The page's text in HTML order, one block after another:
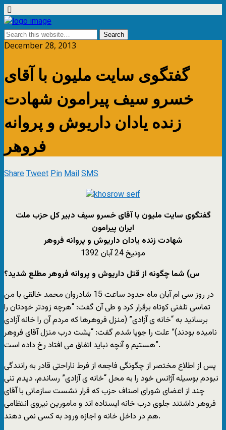
December 28, 2013
گفتگوی سایت ملیون با آقای
خسرو سیف پیرامون شهادت
زنده یادان داریوش و پروانه
فروهر
ShareTweetPinMailSMS
گفتگوی سایت ملیون با آقای خسرو سیف دبیر کل حزب ملت
ایران پیرامون
شهادت زنده یادان داریوش و پروانه فروهر
مونیخ 24 آبان 1392
س) شما چگونه از قتل داریوش و پروانه فروهر مطلع شدید؟
در روز سی ام آبان ماه حدود ساعت 15 شادروان محمد خالقی با من
تماسی تلفنی کوتاه برقرار کرد و طی آن گفت: “هرچه زودتر خودتان را
برسانید به “خانه ی آزادی” (منزل فروهرها که مردم آن را خانه آزادی
نامیده بودند)” علت را جویا شدم گفت: “پشت درب منزل آقای فروهر
هستیم و آنچه نباید اتفاق می افتاد رخ داده است”.
پس از اطلاع مختصر از چگونگی فاجعه از فرط ناراحتی قادر به رانندگی
نبودم بوسیله آژانس خود را به محل “خانه ی آزادی” رساندم، دیدم تنی
چند از اعضای شورای اصناف حزب که قرار نشست سازمانی با آقای
فروهر داشتند جلوی درب خانه ایستاده اند و مامورین نیروی انتظامی
هم در داخل خانه و اجازه ورود به کسی نمی دهند.